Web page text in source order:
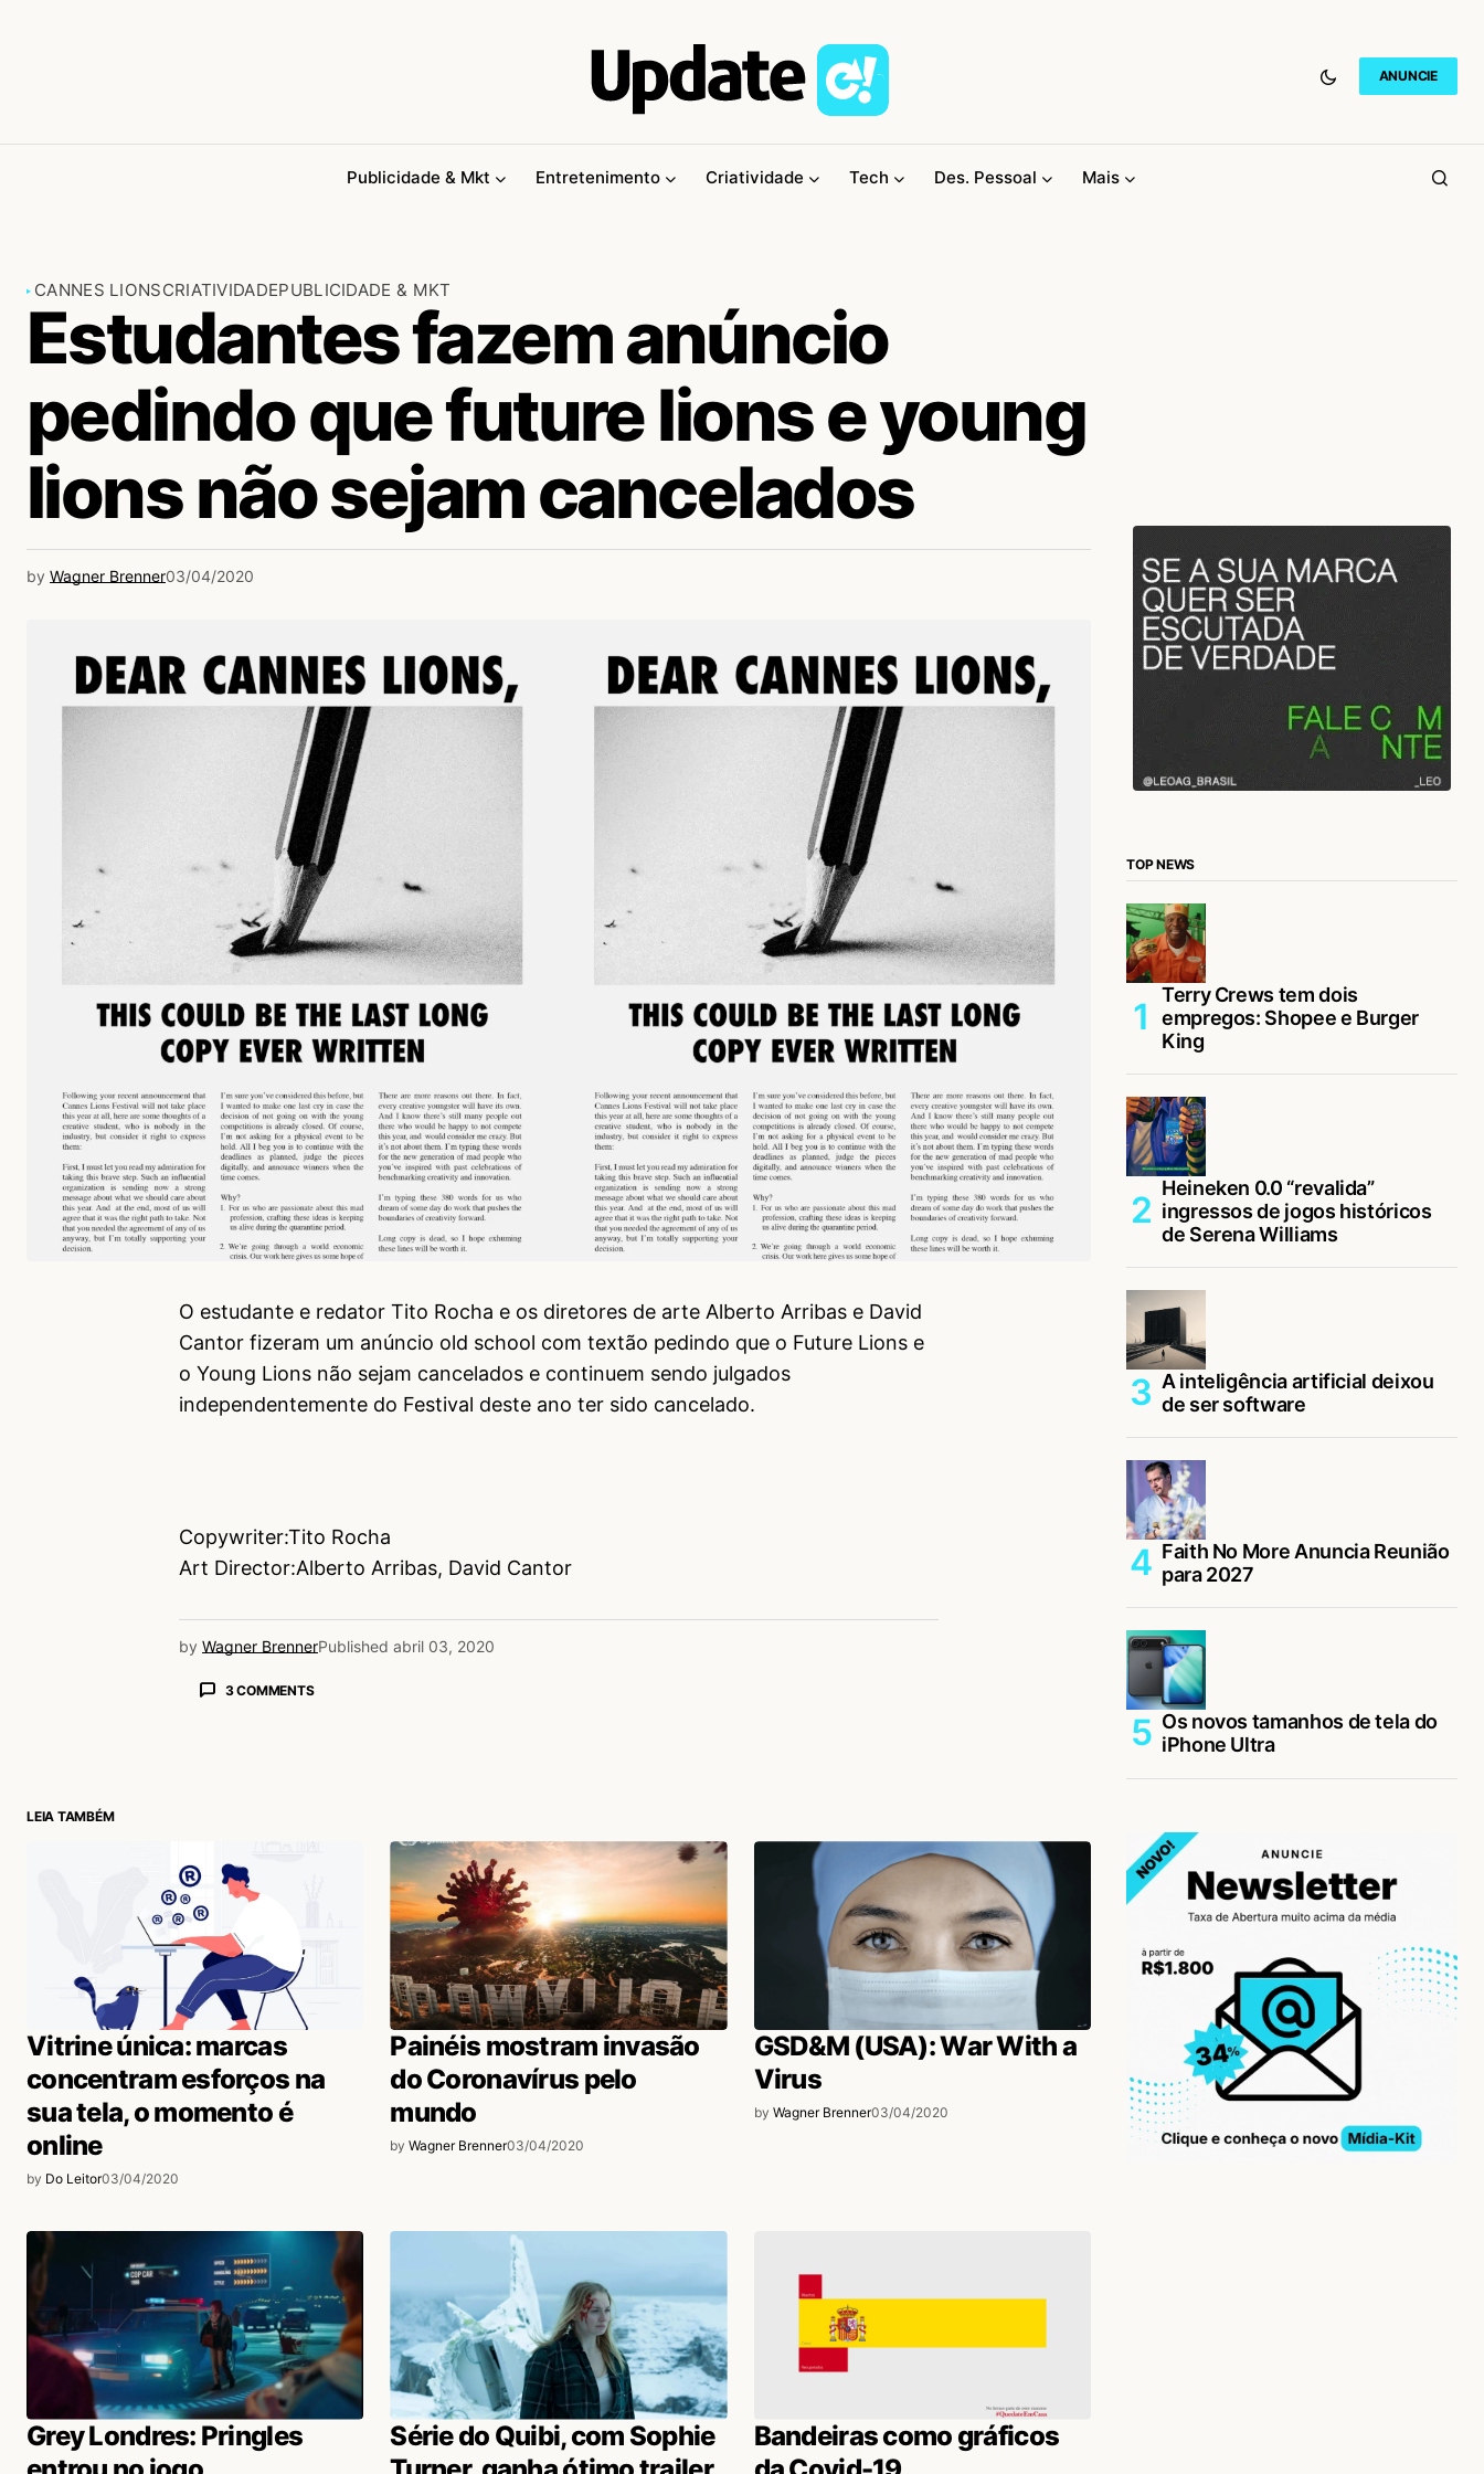
ANUNCIE
Publicidade & Mkt Entretenimento Criatividade Tech Des. Pessoal Mais
CANNES LIONSCRIATIVIDADEPUBLICIDADE & MKT
Estudantes fazem anúncio
pedindo que future lions e young
lions não sejam cancelados
by Wagner Brenner03/04/2020
O estudante e redator Tito Rocha e os diretores de arte Alberto Arribas e David
Cantor fizeram um anúncio old school com textão pedindo que o Future Lions e
o Young Lions não sejam cancelados e continuem sendo julgados
independentemente do Festival deste ano ter sido cancelado.
Copywriter:Tito Rocha
Art Director:Alberto Arribas, David Cantor
by Wagner BrennerPublished abril 03, 2020
3 COMMENTS
Acesse para responder
Claudia Barreto 04/04/2020 às 9:51 AM
Pena que ninguém mais lê texto grande Pior: ninguém mais sabe escrever texto
longo porque né, se não lê também não escreve.
Acesse para responder
Marcelo Trindade 03/04/2020 às 4:53 PM
Acesse para responder
login
LEIA TAMBÉM
Vitrine única: marcas
concentram esforços na
sua tela, o momento é
online
by Do Leitor03/04/2020
Painéis mostram invasão
do Coronavírus pelo
mundo
by Wagner Brenner03/04/2020
GSD&M (USA): War With a
Virus
by Wagner Brenner03/04/2020
Grey Londres: Pringles
Série do Quibi, com Sophie
Bandeiras como gráficos
TOP NEWS
Terry Crews tem dois
empregos: Shopee e Burger
King
Heineken 0.0 “revalida”
ingressos de jogos históricos
de Serena Williams
A inteligência artificial deixou
de ser software
Faith No More Anuncia Reunião
para 2027
Os novos tamanhos de tela do
iPhone Ultra